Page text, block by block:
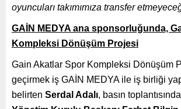
oyuncuları takımımıza transfer
GAİN MEDYA ana sponsorluğunda,
Kompleksi Dönüşüm Projesi
Gain Akatlar Spor Kompleksi Dönüşüm
geçirmek iş GAİN MEDYA ile iş birliği
belirten Serdal Adalı, basın toplantısında